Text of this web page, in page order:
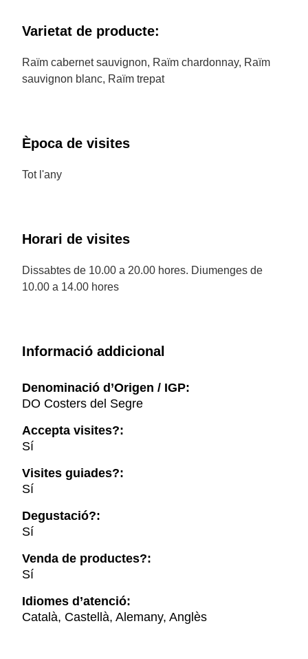
Varietat de producte:
Raïm cabernet sauvignon, Raïm chardonnay, Raïm
sauvignon blanc, Raïm trepat
Època de visites
Tot l'any
Horari de visites
Dissabtes de 10.00 a 20.00 hores. Diumenges de
10.00 a 14.00 hores
Informació addicional
Denominació d’Origen / IGP:
DO Costers del Segre
Accepta visites?:
Sí
Visites guiades?:
Sí
Degustació?:
Sí
Venda de productes?:
Sí
Idiomes d’atenció:
Català, Castellà, Alemany, Anglès